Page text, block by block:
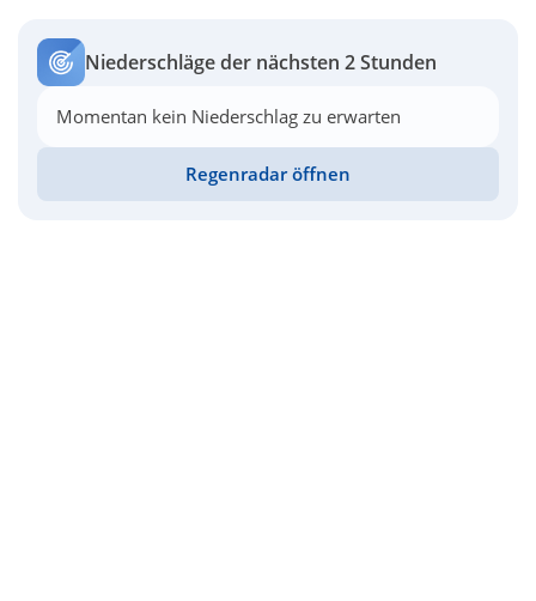
Niederschläge der nächsten 2 Stunden
Momentan kein Niederschlag zu erwarten
Regenradar öffnen